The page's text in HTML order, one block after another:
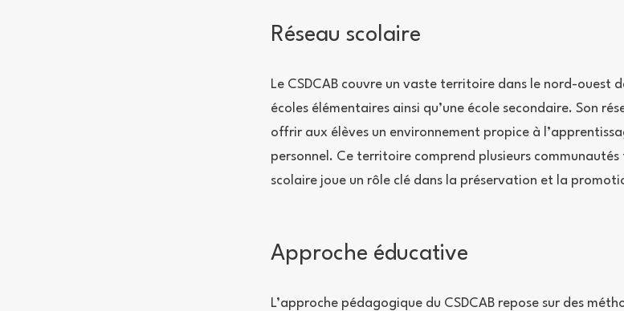
Réseau scolaire
Le CSDCAB couvre un vaste territoire dans le nord-ouest
écoles élémentaires ainsi qu’une école secondaire. Son
offrir aux élèves un environnement propice à
personnel. Ce territoire comprend plusieurs communautés
scolaire joue un rôle clé dans la préservation et la
Approche éducative
L’approche pédagogique du CSDCAB repose sur des